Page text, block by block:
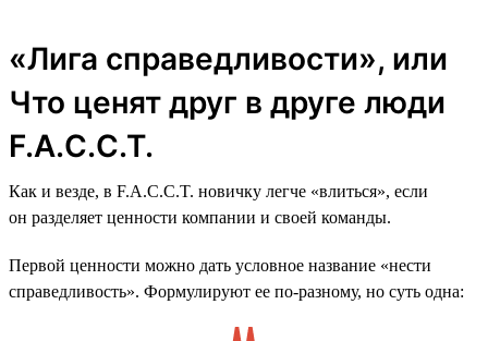
«Лига справедливости», или
Что ценят друг в друге люди
F.A.C.C.T.
Как и везде, в F.A.C.C.T. новичку легче «влиться», если
он разделяет ценности компании и своей команды.
Первой ценности можно дать условное название «нести
справедливость». Формулируют ее по-разному, но суть одна: